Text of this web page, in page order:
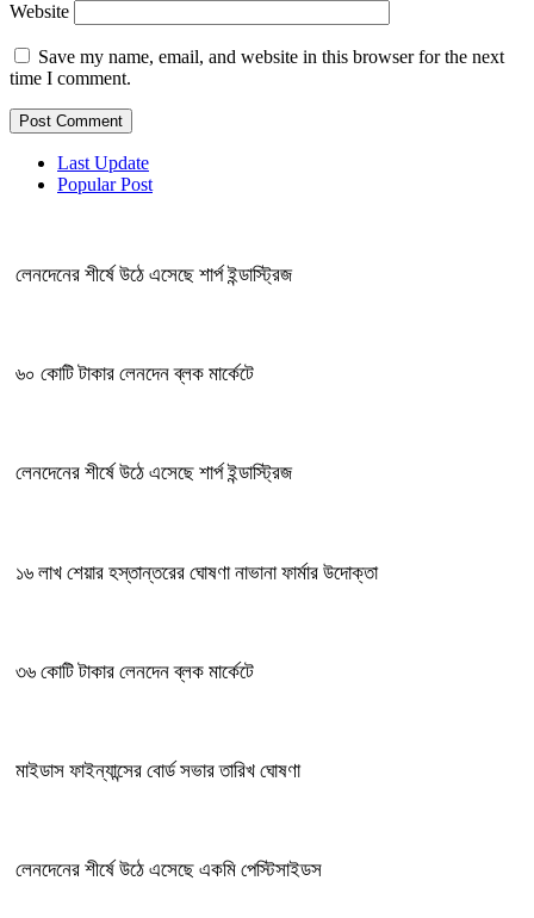
Website
Save my name, email, and website in this browser for the next
time I comment.
Last Update
Popular Post
লেনদেনের শীর্ষে উঠে এসেছে শার্প ইন্ডাস্ট্রিজ
৬০ কোটি টাকার লেনদেন ব্লক মার্কেটে
লেনদেনের শীর্ষে উঠে এসেছে শার্প ইন্ডাস্ট্রিজ
১৬ লাখ শেয়ার হস্তান্তরের ঘোষণা নাভানা ফার্মার উদোক্তা
৩৬ কোটি টাকার লেনদেন ব্লক মার্কেটে
মাইডাস ফাইন্যান্সের বোর্ড সভার তারিখ ঘোষণা
লেনদেনের শীর্ষে উঠে এসেছে একমি পেস্টিসাইডস